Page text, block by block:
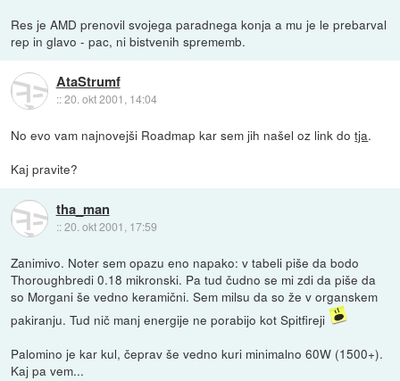
Res je AMD prenovil svojega paradnega konja a mu je le prebarval
rep in glavo - pac, ni bistvenih sprememb.
AtaStrumf
::20. okt 2001, 14:04
No evo vam najnovejši Roadmap kar sem jih našel oz link dotja.
Kaj pravite?
tha_man
::20. okt 2001, 17:59
Zanimivo. Noter sem opazu eno napako: v tabeli piše da bodo
Thoroughbredi 0.18 mikronski. Pa tud čudno se mi zdi da piše da
so Morgani še vedno keramični. Sem milsu da so že v organskem
pakiranju. Tud nič manj energije ne porabijo kot Spitfireji
Palomino je kar kul, čeprav še vedno kuri minimalno 60W (1500+).
Kaj pa vem...